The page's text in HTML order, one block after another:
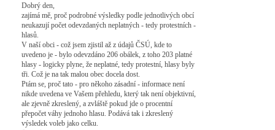
Dobrý den,
zajímá mě, proč podrobné výsledky podle jednotlivých obcí
neukazují počet odevzdaných neplatných - tedy protestních -
hlasů.
V naší obci - což jsem zjistil až z údajů ČSÚ, kde to
uvedeno je - bylo odevzdáno 206 obálek, z toho 203 platné
hlasy - logicky plyne, že neplatné, tedy protestní, hlasy byly
tři. Což je na tak malou obec docela dost.
Ptám se, proč tato - pro někoho zásadní - informace není
nikde uvedena ve Vašem přehledu, který tak není objektivní,
ale zjevně zkreslený, a zvláště pokud jde o procentní
přepočet váhy jednoho hlasu. Podává tak i zkreslený
výsledek voleb jako celku.